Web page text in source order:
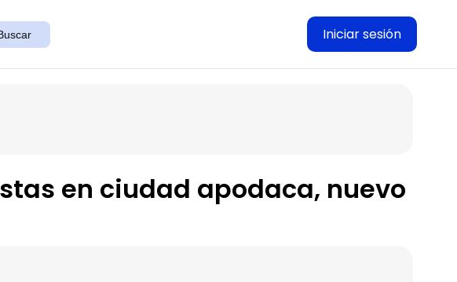
Iniciar sesión
en ciudad apodaca, nuevo